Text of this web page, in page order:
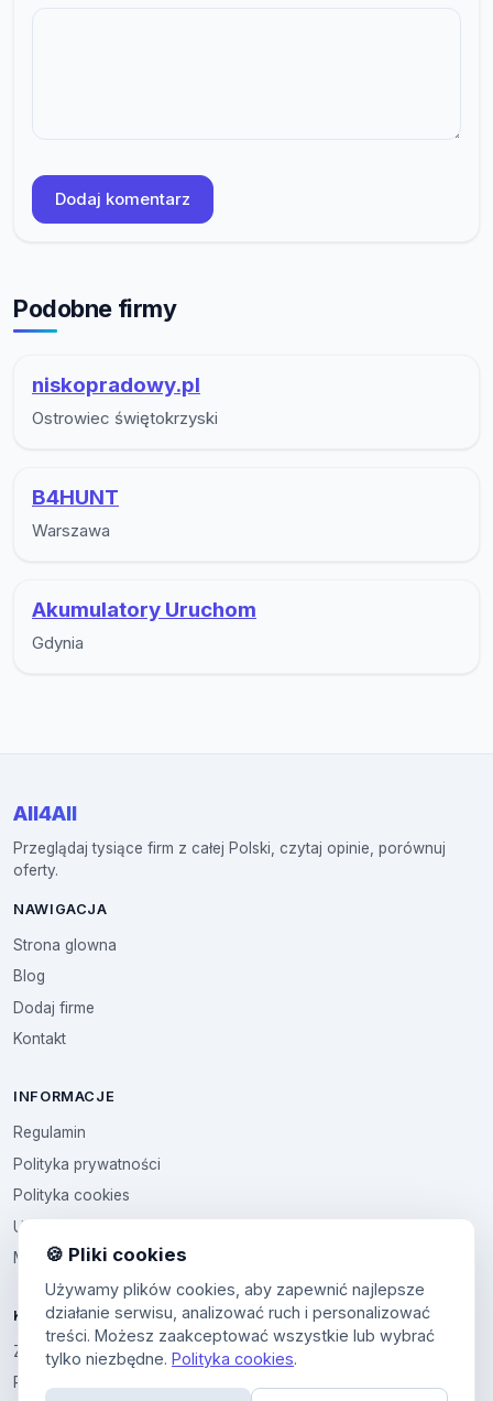
Dodaj komentarz
Podobne firmy
niskopradowy.pl
Ostrowiec świętokrzyski
B4HUNT
Warszawa
Akumulatory Uruchom
Gdynia
All4All
Przeglądaj tysiące firm z całej Polski, czytaj opinie, porównuj
oferty.
NAWIGACJA
Strona glowna
Blog
Dodaj firme
Kontakt
INFORMACJE
Regulamin
Polityka prywatności
Polityka cookies
Ustawienia cookies
Multikod
KONTO
Zaloguj sie
Panel uzytkownika
🍪 Pliki cookies
Używamy plików cookies, aby zapewnić najlepsze
działanie serwisu, analizować ruch i personalizować
treści. Możesz zaakceptować wszystkie lub wybrać
tylko niezbędne. Polityka cookies.